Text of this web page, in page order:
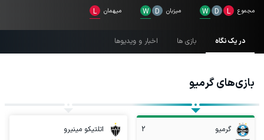
در یک نگاه بازی ها اخبار و ویدیوها
مجموع L
D
W میزبان D
W میهمان L
بازی‌هایگرمیو
گرمیو
2
اتلتیکو مینیرو